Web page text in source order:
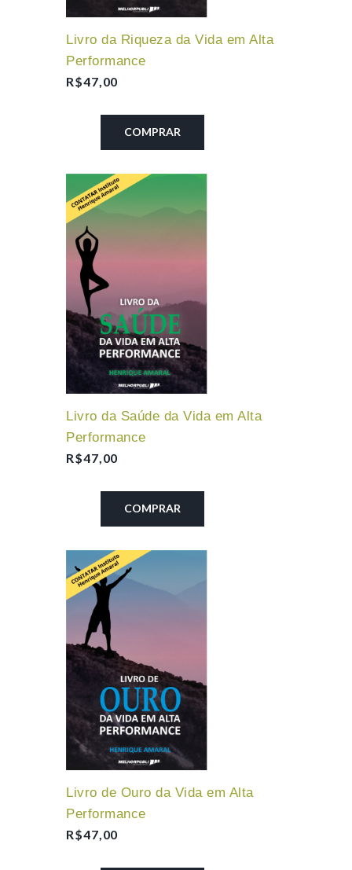
Livro da Riqueza da Vida em Alta
Performance
R$47,00
COMPRAR
Livro da Saúde da Vida em Alta
Performance
R$47,00
COMPRAR
Livro de Ouro da Vida em Alta
Performance
R$47,00